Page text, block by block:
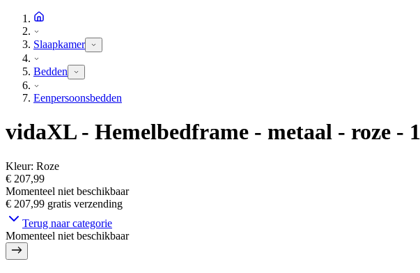
Slaapkamer
Bedden
Eenpersoonsbedden
vidaXL - Hemelbedframe - metaal - roze -
Kleur: Roze
€ 207,99
Momenteel niet beschikbaar
€ 207,99 gratis verzending
Terug naar categorie
Momenteel niet beschikbaar